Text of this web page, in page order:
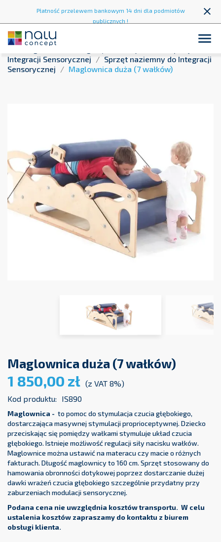
Płatność przelewem bankowym 14 dni dla podmiotów
publicznych !
close

Strona główna
Integracji Sensorycznej
Sprzęt naziemny do Integracji
Sensorycznej
Maglownica duża (7 wałków)
Maglownica duża (7 wałków)
1 850,00 zł (z VAT 8%)
Kod produktu:
IS890
Maglownica - to pomoc do stymulacja czucia głębokiego,
dostarczająca masywnej stymulacji proprioceptywnej. Dziecko
przeciskając się pomiędzy wałkami stymuluje układ czucia
głębokiego. Istnieje możliwość regulacji siły nacisku wałków.
Maglownice można ustawić na materacu czy macie o różnych
fakturach. Długość maglownicy to 160 cm. Sprzęt stosowany do
hamowania obronności dotykowej poprzez dostarczanie dużej
dawki wrażeń czucia głębokiego szczególnie przydatny przy
zaburzeniach modulacji sensorycznej.
Podana cena nie uwzględnia kosztów transportu. W celu
ustalenia kosztów zapraszamy do kontaktu z biurem
obsługi klienta.